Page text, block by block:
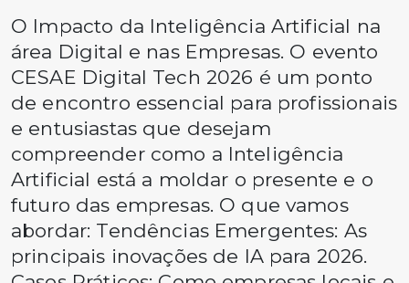
O Impacto da Inteligência Artificial na
área Digital e nas Empresas. O evento
CESAE Digital Tech 2026 é um ponto
de encontro essencial para profissionais
e entusiastas que desejam
compreender como a Inteligência
Artificial está a moldar o presente e o
futuro das empresas. O que vamos
abordar: Tendências Emergentes: As
principais inovações de IA para 2026.